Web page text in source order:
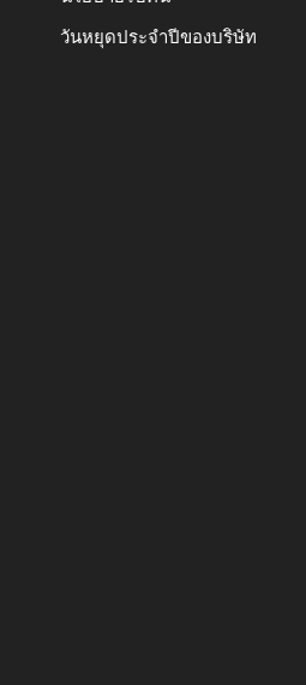
วันหยุดประจำปีของบริษัท